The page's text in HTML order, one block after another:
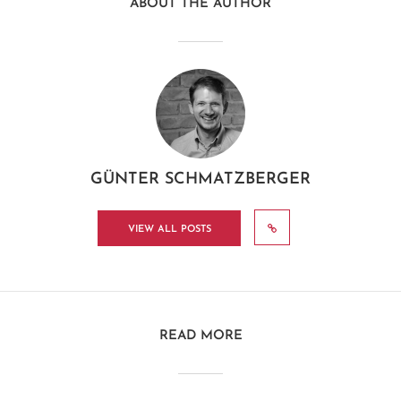
ABOUT THE AUTHOR
GÜNTER SCHMATZBERGER
VIEW ALL POSTS
READ MORE